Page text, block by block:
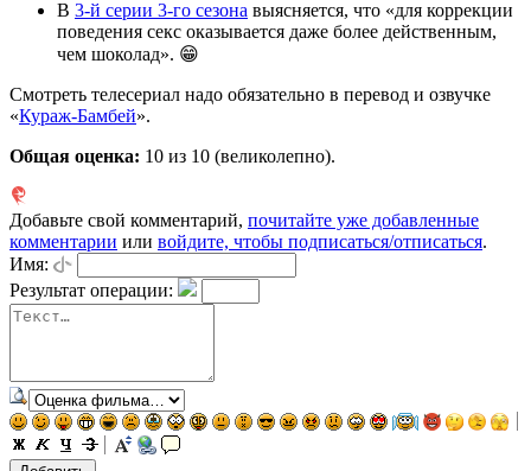
В 3-й серии 3-го сезона выясняется, что «для коррекции
поведения секс оказывается даже более действенным,
чем шоколад». 😁
Смотреть телесериал надо обязательно в перевод и озвучке
«Кураж-Бамбей».
Общая оценка: 10 из 10 (великолепно).
Добавьте свой комментарий, почитайте уже добавленные
комментарии или войдите, чтобы подписаться/отписаться.
Имя:
Результат операции: